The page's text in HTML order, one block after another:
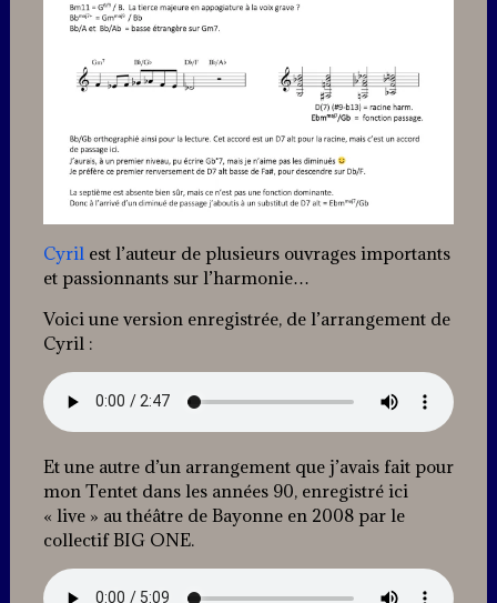
Cyril est l’auteur de plusieurs ouvrages importants
et passionnants sur l’harmonie…
Voici une version enregistrée, de l’arrangement de
Cyril :
Et une autre d’un arrangement que j’avais fait pour
mon Tentet dans les années 90, enregistré ici
« live » au théâtre de Bayonne en 2008 par le
collectif BIG ONE.